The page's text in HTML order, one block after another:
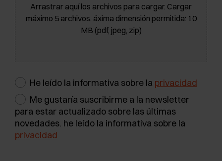
Arrastrar aquí los archivos para cargar. Cargar
máximo 5 archivos. áxima dimensión permitida: 10
MB (pdf, jpeg, zip)
He leído la informativa sobre la privacidad
Me gustaría suscribirme a la newsletter
para estar actualizado sobre las últimas
novedades. he leído la informativa sobre la
privacidad